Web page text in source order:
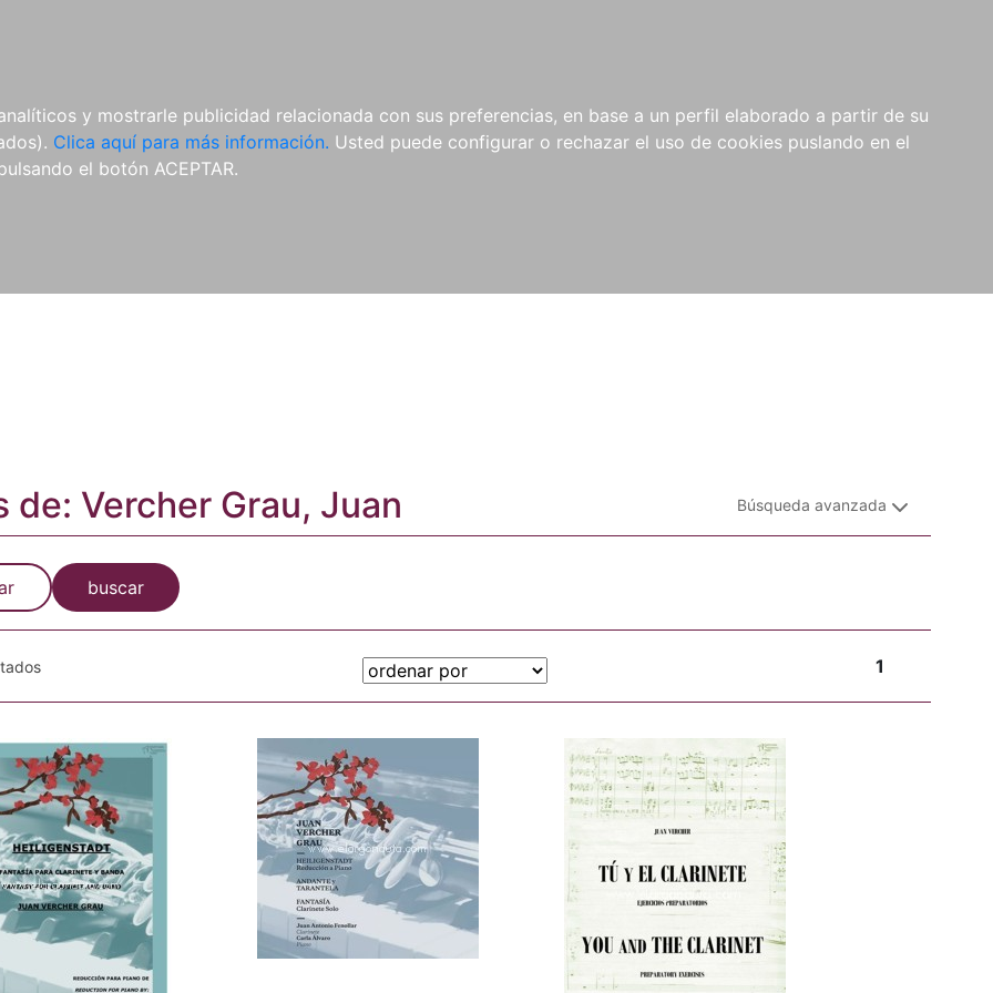
y mostrarle publicidad relacionada con sus preferencias, en base a un perfil elaborado a partir de su
Clica aquí para más información. Usted puede configurar o rechazar el uso de cookies puslando en el
el botón ACEPTAR.
REVISTAS
CDS Y
DVDS
MATERIAL
COMPLEMENTARIO
NOVEDADES NOTICIAS
COMPRAS
INSTITUCIONALES
de: Vercher Grau, Juan Búsqueda avanzada
buscar
1